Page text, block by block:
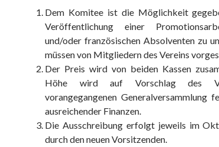
Dem Komitee ist die Möglichkeit
Veröffentlichung einer
und/oder französischen Absolventen zu
müssen von Mitgliedern des Vereins
Der Preis wird von beiden Kassen
Höhe wird auf Vorschlag des
vorangegangenen Generalversammlung
ausreichender Finanzen.
Die Ausschreibung erfolgt jeweils im
durch den neuen Vorsitzenden.